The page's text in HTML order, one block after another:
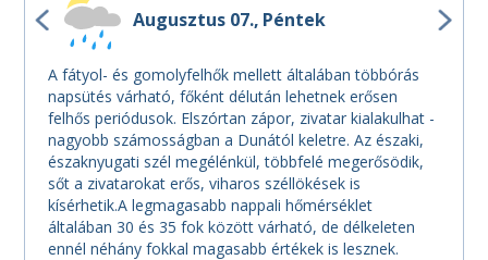
Augusztus 07. Péntek
A fátyol- és gomolyfelhők mellett általában többórás
napsütés várható, főként délután lehetnek erősen
felhős periódusok. Elszórtan zápor, zivatar kialakulhat -
nagyobb számosságban a Dunától keletre. Az északi,
északnyugati szél megélénkül, többfelé megerősödik,
sőt a zivatarokat erős, viharos széllökések is
kísérhetik.A legmagasabb nappali hőmérséklet
általában 30 és 35 fok között várható, de délkeleten
ennél néhány fokkal magasabb értékek is lesznek.